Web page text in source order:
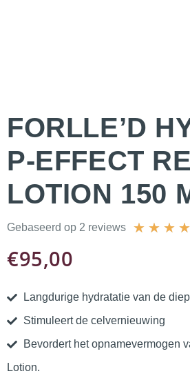
FORLLE’D
P-EFFECT
LOTION 150
Gebaseerd op 2 reviews ★ ★ ★ ★
€95,00
Langdurige hydratatie van de
Stimuleert de celvernieuwing
Bevordert het opnamevermogen
Lotion.